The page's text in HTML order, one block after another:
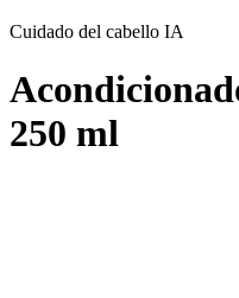
Cuidado del cabello IA
250 ml